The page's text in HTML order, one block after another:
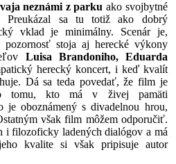
neznámi z parku ako svojbytné
Preukázal sa tu totiž ako dobrý
vklad je minimálny. Scenár je,
pozornosť stoja aj herecké výkony
Luisa Brandoniho, Eduarda
herecký koncert, i keď kvalít
Dá sa teda povedať, že film je
tomu, kto má v živej pamäti
je oboznámený s divadelnou hrou,
však film môžem odporučiť.
i filozoficky ladených dialógov a má
kvalite si však pripisuje autor